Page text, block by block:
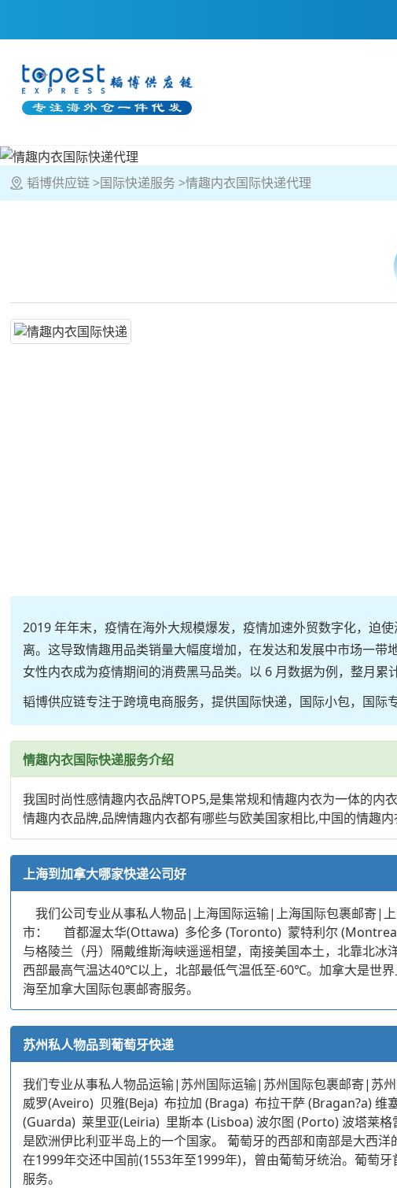
韬博供应链 国际快递服务 情趣内衣国际快递代理
2019 年年末，疫情在海外大规模爆发，疫情加速外贸数字化，迫
离。这导致情趣用品类销量大幅度增加，在发达和发展中市场一带
女性内衣成为疫情期间的消费黑马品类。以 6 月数据为例，整月累
韬博供应链专注于跨境电商服务，提供国际快递，国际小包，国际
情趣内衣国际快递服务介绍
我国时尚性感情趣内衣品牌TOP5,是集常规和情趣内衣为一体的
情趣内衣品牌,品牌情趣内衣都有哪些与欧美国家相比,中国的情趣
上海到加拿大哪家快递公司好
我们公司专业从事私人物品|上海国际运输|上海国际包裹邮寄|
市： 首都渥太华(Ottawa) 多伦多 (Toronto) 蒙特利尔
与格陵兰（丹）隔戴维斯海峡遥遥相望，南接美国本土，北靠北
西部最高气温达40℃以上，北部最低气温低至-60℃。加拿大是世
海至加拿大国际包裹邮寄服务。
苏州私人物品到葡萄牙快递
我们专业从事私人物品运输|苏州国际运输|苏州国际包裹邮寄|苏
威罗(Aveiro) 贝雅(Beja) 布拉加 (Braga) 布拉干萨 (Bragan?a)
(Guarda) 莱里亚(Leiria) 里斯本 (Lisboa) 波尔图 (Porto) 波塔莱
是欧洲伊比利亚半岛上的一个国家。 葡萄牙的西部和南部是大西
在1999年交还中国前(1553年至1999年)，曾由葡萄牙统治。葡萄
服务。